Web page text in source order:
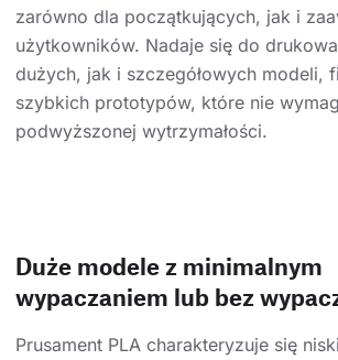
zarówno dla początkujących, jak i
użytkowników. Nadaje się do
dużych, jak i szczegółowych modeli,
szybkich prototypów, które nie
podwyższonej wytrzymałości.
Duże modele z minimalnym
wypaczaniem lub bez
Prusament PLA charakteryzuje się